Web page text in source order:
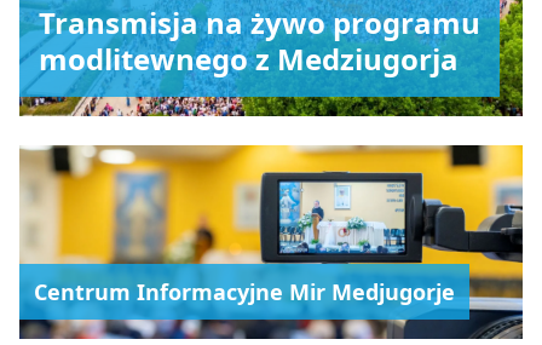
Transmisja na żywo programu
modlitewnego z Medziugorja
Centrum Informacyjne Mir Medjugorje